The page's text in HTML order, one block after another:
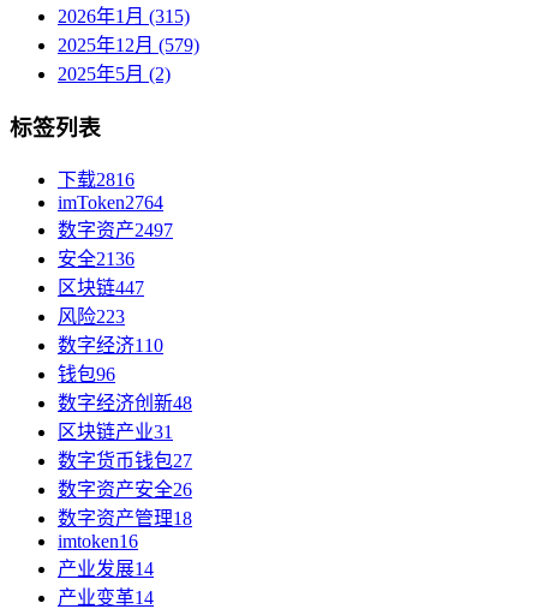
2026年1月 (315)
2025年12月 (579)
2025年5月 (2)
标签列表
下载2816
imToken2764
数字资产2497
安全2136
区块链447
风险223
数字经济110
钱包96
数字经济创新48
区块链产业31
数字货币钱包27
数字资产安全26
数字资产管理18
imtoken16
产业发展14
产业变革14